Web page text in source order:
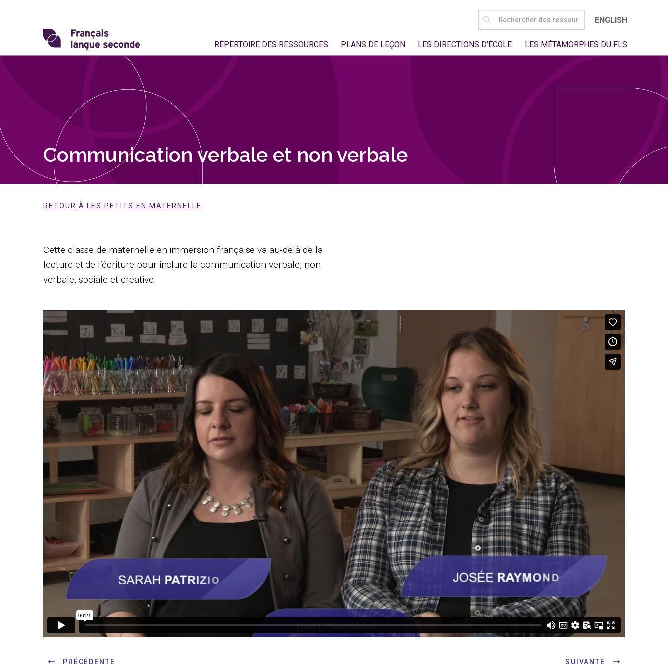
Transformons
seconde
SEARCH
FOR:
ENGLISH
RÉPERTOIRE DES RESSOURCES PLANS DE LEÇON LES DIRECTIONS D'ÉCOLE LES MÉTAMORPHES DU FLS
Communication verbale et non verbale
RETOUR À LES PETITS EN MATERNELLE
Cette classe de maternelle en immersion française va au-delà de la
lecture et de l’écriture pour inclure la communication verbale, non
verbale, sociale et créative.
PRÉCÉDENTE SUIVANTE